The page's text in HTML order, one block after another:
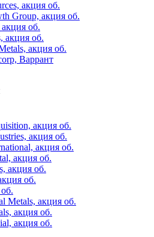
акция об.
Group, акция об.
об.
акция об.
акция об.
Варрант
акция об.
акция об.
акция об.
акция об.
акция об.
об.
Metals, акция об.
акция об.
акция об.